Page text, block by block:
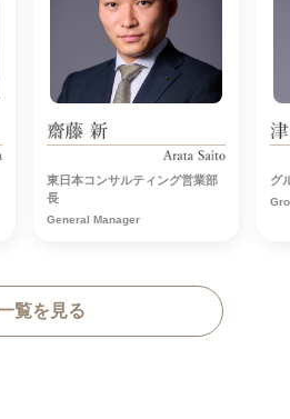
東日本コンサルティング営業部
長
General Manager
グ
覧を見る